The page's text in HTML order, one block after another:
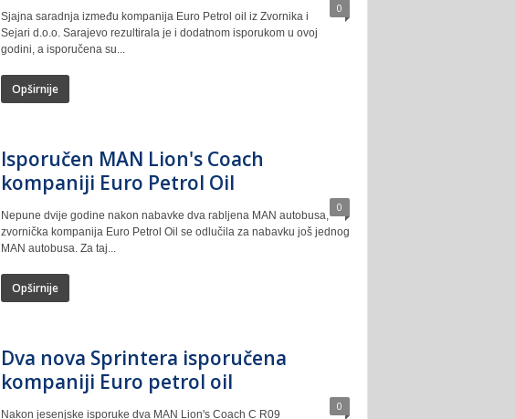
0
Sjajna saradnja između kompanija Euro Petrol oil iz Zvornika i
Sejari d.o.o. Sarajevo rezultirala je i dodatnom isporukom u ovoj
godini, a isporučena su...
Opširnije
Isporučen MAN Lion's Coach
kompaniji Euro Petrol Oil
0
Nepune dvije godine nakon nabavke dva rabljena MAN autobusa,
zvornička kompanija Euro Petrol Oil se odlučila za nabavku još jednog
MAN autobusa. Za taj...
Opširnije
Dva nova Sprintera isporučena
kompaniji Euro petrol oil
0
Nakon jesenjske isporuke dva MAN Lion's Coach C R09